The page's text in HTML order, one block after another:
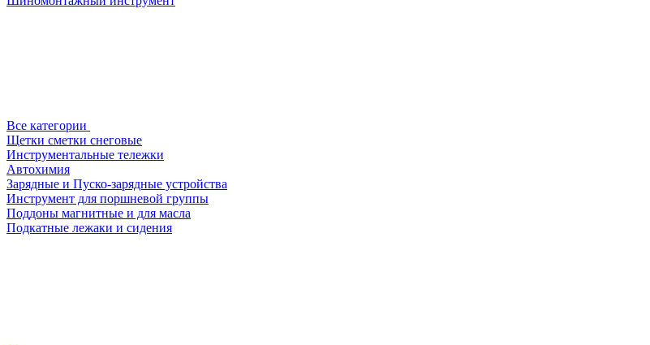
Все категории
Щетки сметки снеговые
Инструментальные тележки
Автохимия
Зарядные и Пуско-зарядные устройства
Инструмент для поршневой группы
Поддоны магнитные и для масла
Подкатные лежаки и сидения